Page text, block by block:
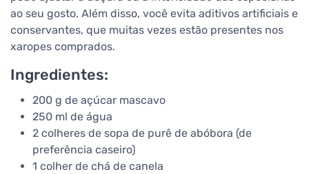
ao seu gosto. Além disso, você evita aditivos artificiais e
conservantes, que muitas vezes estão presentes nos
xaropes comprados.
Ingredientes:
200 g de açúcar mascavo
250 ml de água
2 colheres de sopa de purê de abóbora (de
preferência caseiro)
1 colher de chá de canela